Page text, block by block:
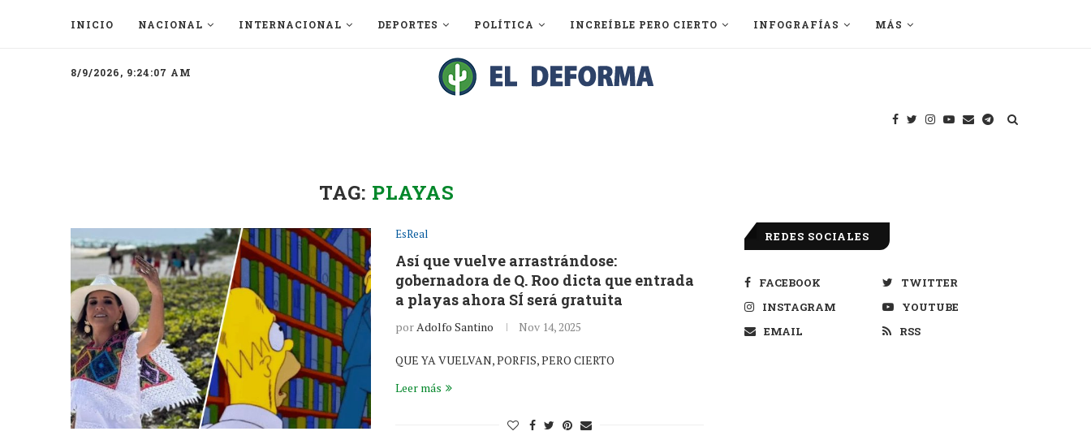
INICIO NACIONAL INTERNACIONAL DEPORTES POLÍTICA INCREÍBLE PERO CIERTO INFOGRAFÍAS MÁS
8/9/2026, 9:24:07 AM
TAG: PLAYAS
EsReal
Así que vuelve arrastrándose:
gobernadora de Q. Roo dicta que entrada
a playas ahora SÍ será gratuita
porAdolfo Santino Nov 14, 2025
QUE YA VUELVAN, PORFIS, PERO CIERTO
Leer más
REDES SOCIALES
FACEBOOK
TWITTER
INSTAGRAM
YOUTUBE
EMAIL
RSS